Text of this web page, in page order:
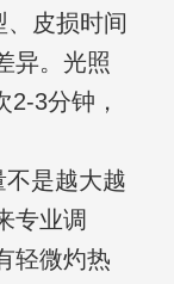
、皮损时间
异。光照
3分钟，
是越大越
专业调
轻微灼热